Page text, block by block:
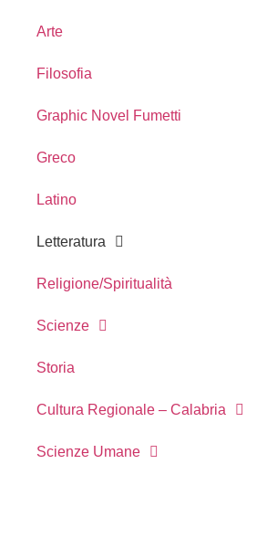
Arte
Filosofia
Graphic Novel Fumetti
Greco
Latino
Letteratura
Religione/Spiritualità
Scienze
Storia
Cultura Regionale – Calabria
Scienze Umane